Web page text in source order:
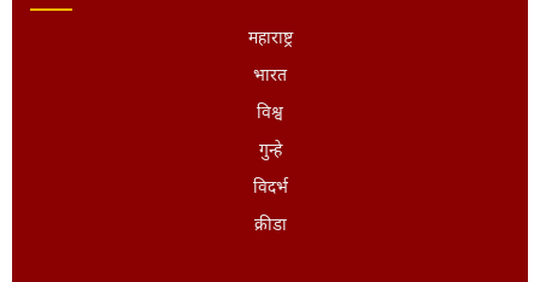
महाराष्ट्र
भारत
विश्व
गुन्हे
विदर्भ
क्रीडा